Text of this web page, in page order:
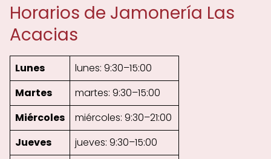
Horarios de Jamonería Las
Acacias
Lunes
lunes: 9:30–15:00
Martes
martes: 9:30–15:00
Miércoles
miércoles: 9:30–21:00
Jueves
jueves: 9:30–15:00